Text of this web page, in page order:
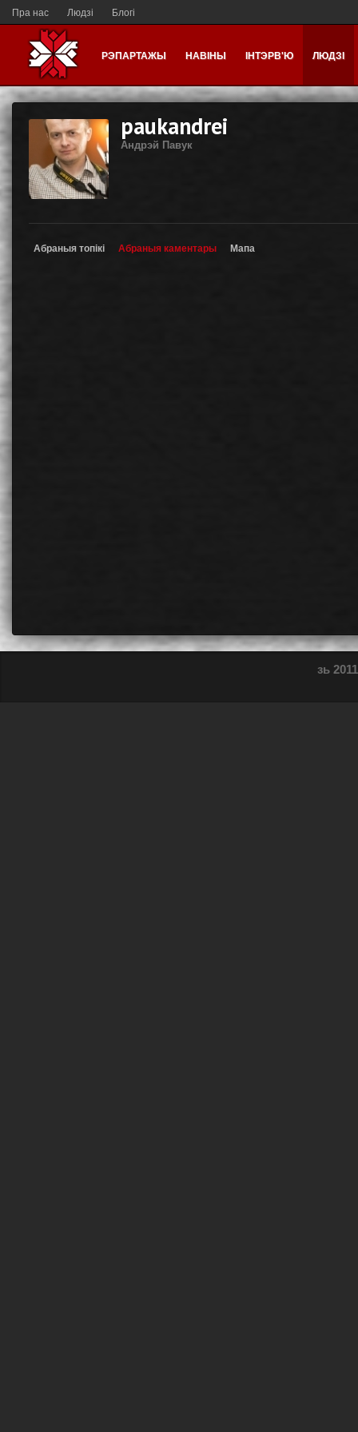
Пра нас Людзі Блогі
РЭПАРТАЖЫ НАВІНЫ ІНТЭРВ'Ю ЛЮДЗІ
paukandrei
Андрэй Павук
Абраныя топікі Абраныя каментары Мапа
зь 2011